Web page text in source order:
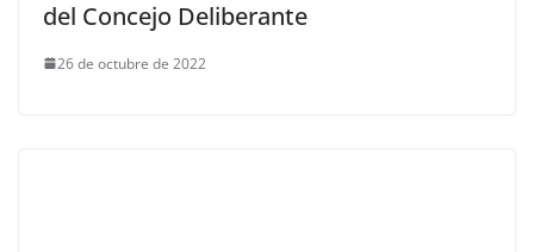
del Concejo Deliberante
26 de octubre de 2022